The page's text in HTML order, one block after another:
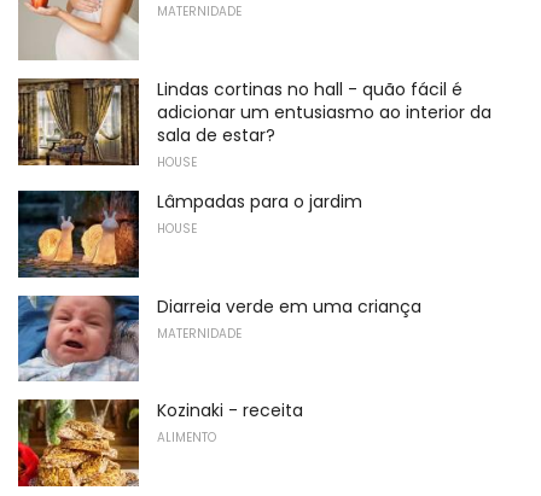
MATERNIDADE
Lindas cortinas no hall - quão fácil é
adicionar um entusiasmo ao interior da
sala de estar?
HOUSE
Lâmpadas para o jardim
HOUSE
Diarreia verde em uma criança
MATERNIDADE
Kozinaki - receita
ALIMENTO